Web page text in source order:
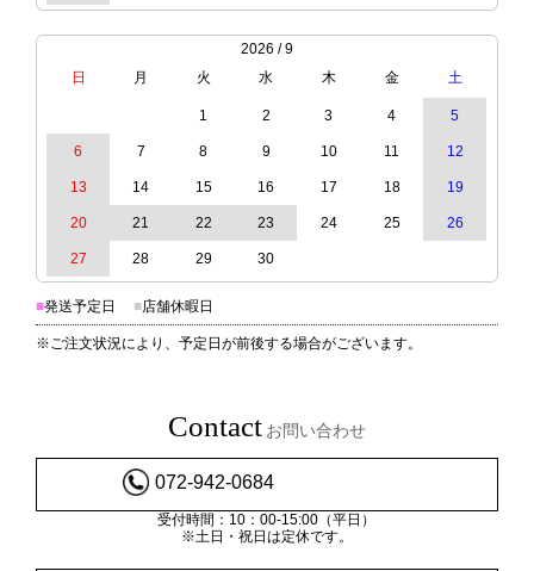
2026 / 9
日
月 火 水 木 金 土
1 2 3 4 5
6 7 8 9 10 11 12
13 14 15 16 17 18 19
20 21 22 23 24 25 26
27 28 29 30
■発送予定日 ■店舗休暇日
※ご注文状況により、予定日が前後する場合がございます。
Contact お問い合わせ
072-942-0684
受付時間：10：00-15:00（平日）
※土日・祝日は定休です。